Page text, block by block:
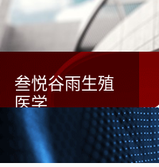
叁悦谷雨生殖
医学